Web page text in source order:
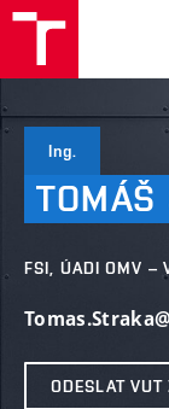
Ing.
TOMÁŠ
FSI, ÚADI OMV –
ODESLAT VUT